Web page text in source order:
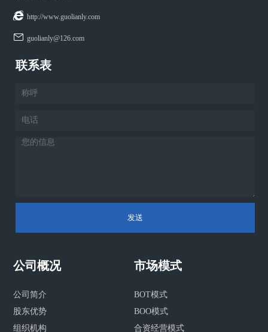
 http://www.guolianly.com
 guolianly@126.com
联系表
发送
公司概况
公司简介
股东优势
组织机构
市场模式
BOT模式
BOO模式
合资经营模式